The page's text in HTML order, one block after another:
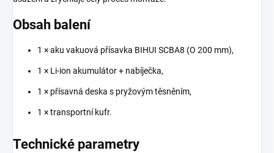
Obsah balení
1 × aku vakuová přísavka BIHUI SCBA8 (O 200 mm),
1 × Li-ion akumulátor + nabíječka,
1 × přísavná deska s pryžovým těsněním,
1 × transportní kufr.
Technické parametry